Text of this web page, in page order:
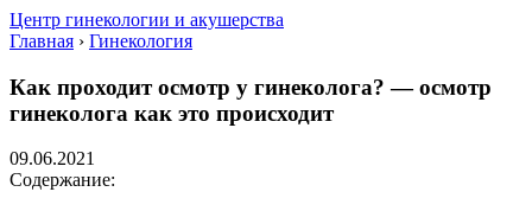
Центр гинекологии и акушерства
Главная › Гинекология
Как проходит осмотр у гинеколога? — осмотр
гинеколога как это происходит
09.06.2021
Содержание: